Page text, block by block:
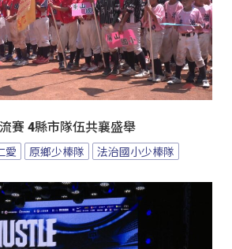
賽 4縣市隊伍共襄盛舉
愛 原鄉少棒隊 法治國小少棒隊